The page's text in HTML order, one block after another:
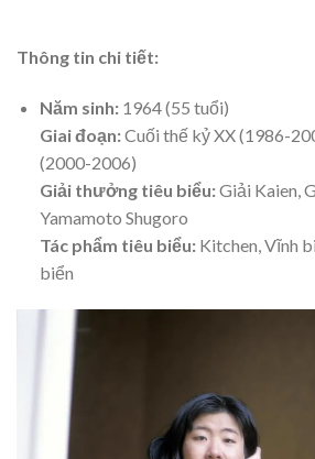
Thông tin chi tiết:
Năm sinh:1964 (55 tuổi)
Giai đoạn:Cuối thế kỷ XX (1986-
(2000-2006)
Giải thưởng tiêu biểu:Giải Kaien,
Yamamoto Shugoro
Tác phẩm tiêu biểu:Kitchen, Vĩnh
biển